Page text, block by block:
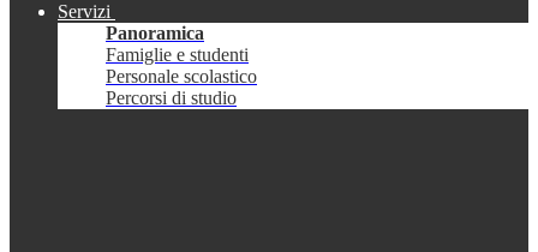
Servizi
Panoramica
Famiglie e studenti
Personale scolastico
Percorsi di studio